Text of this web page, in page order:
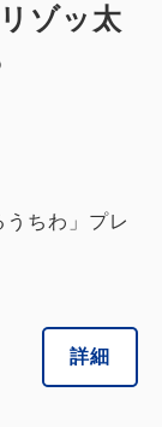
53,000円~
ンタワ
無料）
ゾッ太
ちわ」プレ
詳細